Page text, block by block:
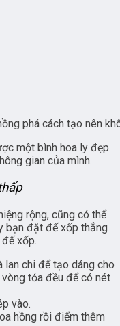
phá cách tạo nên
một bình hoa ly đẹp
gian của mình.
rộng, cũng có thể
bạn đặt đế xốp thẳng
xốp.
chi để tạo dáng cho
tỏa đều để có nét
vào.
hồng rồi điểm thêm